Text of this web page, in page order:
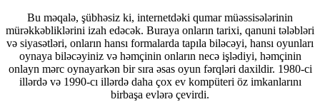
Bu məqalə, şübhəsiz ki, internetdəki qumar müəssisələrinin
mürəkkəbliklərini izah edəcək. Buraya onların tarixi, qanuni tələbləri
və siyasətləri, onların hansı formalarda tapıla biləcəyi, hansı oyunları
oynaya biləcəyiniz və həmçinin onların necə işlədiyi, həmçinin
onlayn mərc oynayarkən bir sıra əsas oyun fərqləri daxildir. 1980-ci
illərdə və 1990-cı illərdə daha çox ev kompüteri öz imkanlarını
birbaşa evlərə çevirdi.